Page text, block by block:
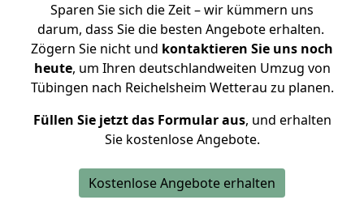
Sparen Sie sich die Zeit – wir kümmern uns
darum, dass Sie die besten Angebote erhalten.
Zögern Sie nicht und kontaktieren Sie uns noch
heute, um Ihren deutschlandweiten Umzug von
Tübingen nach Reichelsheim Wetterau zu planen.
Füllen Sie jetzt das Formular aus, und erhalten
Sie kostenlose Angebote.
Kostenlose Angebote erhalten